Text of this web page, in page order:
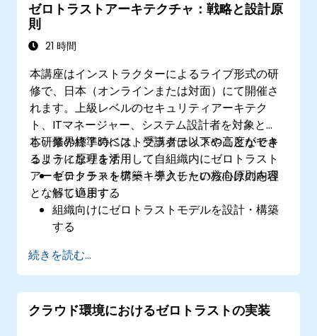
ゼロトラストアーキテクチャ：戦略と設計原
則
21 時間
本講座はインストラクターによるライブ形式の研
修で、日本（オンラインまたは対面）にて開催さ
れます。上級レベルのセキュリティアーキテク
ト、ITマネージャー、システム設計者を対象と
し、業界標準のベストプラクティスや高度なセキ
ュリティ原理を活用して自組織内にゼロトラスト
アーキテクチャを構築・導入したい方向けの内容
となっています。
本研修の終了時には、受講者は以下のことができ
るようになります：
ゼロトラストアーキテクチャの核心原則を理
解し適用する
組織向けにゼロトラストモデルを設計・構築
する
（IAM）、最小限の権限ポリシーをゼロトラ
スト設計に活用する
本人確認・継続的監視・最小限の権限付与に
重点を置いたセキュリティ対策を実装する
続きを読む...
クラウド環境におけるゼロトラストの実装